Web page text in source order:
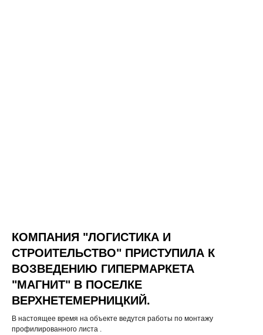
КОМПАНИЯ "ЛОГИСТИКА И
СТРОИТЕЛЬСТВО" ПРИСТУПИЛА К
ВОЗВЕДЕНИЮ ГИПЕРМАРКЕТА
"МАГНИТ" В ПОСЕЛКЕ
ВЕРХНЕТЕМЕРНИЦКИЙ.
В настоящее время на объекте ведутся работы по монтажу
профилированного листа .